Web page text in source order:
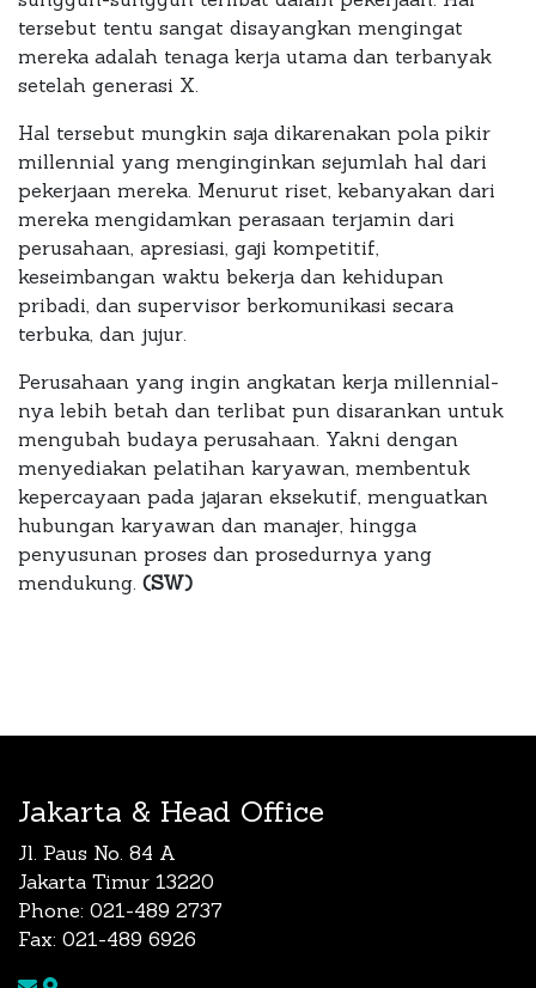
tersebut tentu sangat disayangkan mengingat
mereka adalah tenaga kerja utama dan terbanyak
setelah generasi X.
Hal tersebut mungkin saja dikarenakan pola pikir
millennial yang menginginkan sejumlah hal dari
pekerjaan mereka. Menurut riset, kebanyakan dari
mereka mengidamkan perasaan terjamin dari
perusahaan, apresiasi, gaji kompetitif,
keseimbangan waktu bekerja dan kehidupan
pribadi, dan supervisor berkomunikasi secara
terbuka, dan jujur.
Perusahaan yang ingin angkatan kerja millennial-
nya lebih betah dan terlibat pun disarankan untuk
mengubah budaya perusahaan. Yakni dengan
menyediakan pelatihan karyawan, membentuk
kepercayaan pada jajaran eksekutif, menguatkan
hubungan karyawan dan manajer, hingga
penyusunan proses dan prosedurnya yang
mendukung. (SW)
Jakarta & Head Office
Jl. Paus No. 84 A
Jakarta Timur 13220
Phone: 021-489 2737
Fax: 021-489 6926